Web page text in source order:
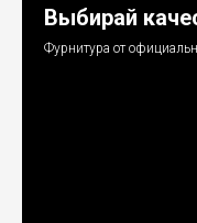
Выбирай
Фурнитура от